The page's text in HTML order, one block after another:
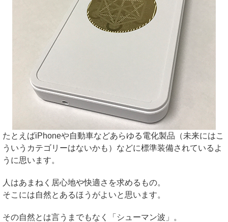
たとえばiPhoneや自動車などあらゆる電化製品（未来にはこ
ういうカテゴリーはないかも）などに標準装備されているよ
うに思います。
人はあまねく居心地や快適さを求めるもの。
そこには自然とあるほうがよいと思います。
その自然とは言うまでもなく「シューマン波」。